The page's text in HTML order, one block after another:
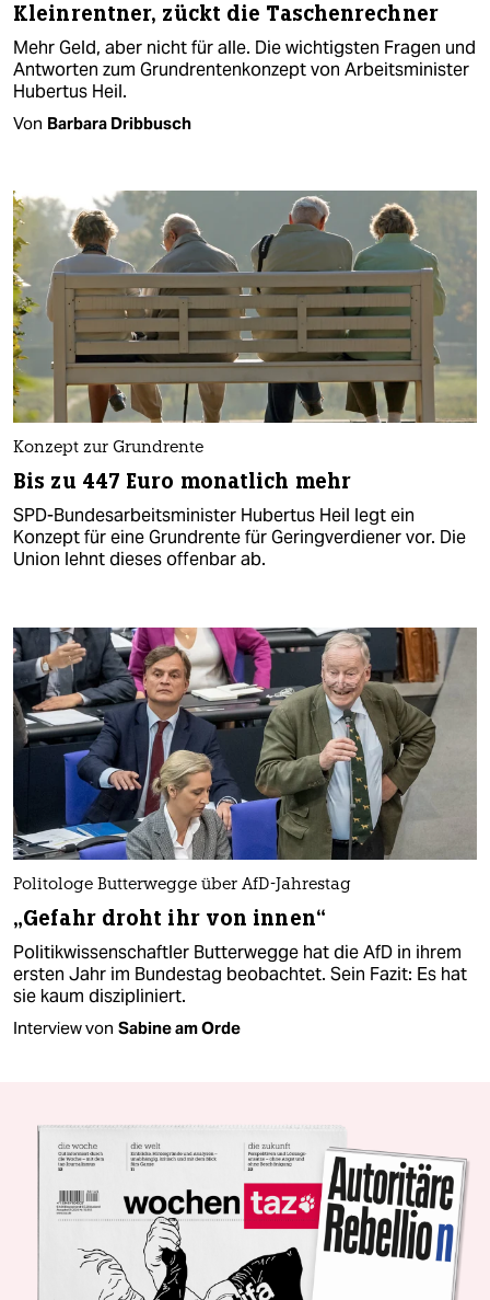
Kleinrentner, zückt die Taschenrechner
Mehr Geld, aber nicht für alle. Die wichtigsten Fragen und
Antworten zum Grundrentenkonzept von Arbeitsminister
Hubertus Heil.
Von Barbara Dribbusch
Konzept zur Grundrente
Bis zu 447 Euro monatlich mehr
SPD-Bundesarbeitsminister Hubertus Heil legt ein
Konzept für eine Grundrente für Geringverdiener vor. Die
Union lehnt dieses offenbar ab.
Politologe Butterwegge über AfD-Jahrestag
„Gefahr droht ihr von innen“
Politikwissenschaftler Butterwegge hat die AfD in ihrem
ersten Jahr im Bundestag beobachtet. Sein Fazit: Es hat
sie kaum diszipliniert.
Interview von Sabine am Orde